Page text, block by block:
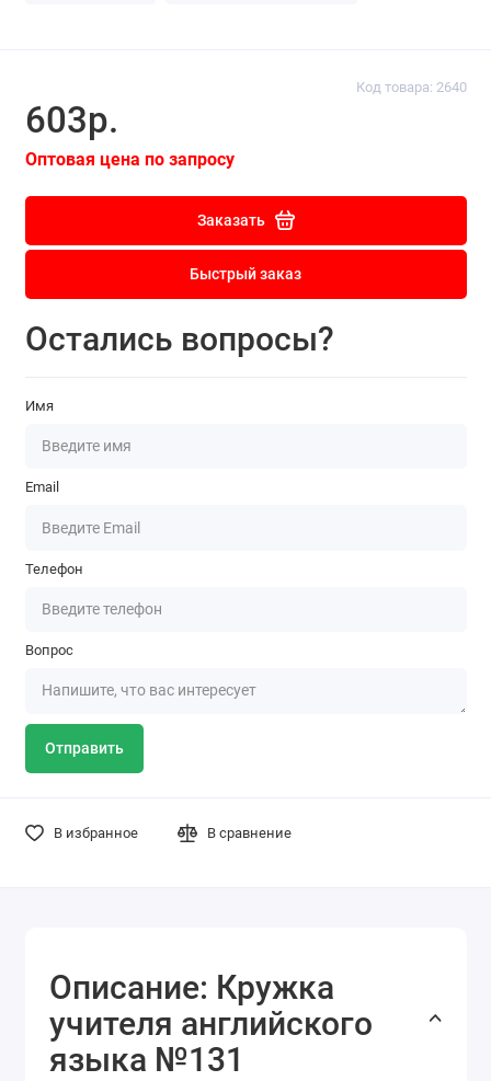
Код товара: 2640
603р.
Оптовая цена по запросу
Заказать
Быстрый заказ
Остались вопросы?
Имя
Email
Телефон
Вопрос
Отправить
В избранное В сравнение
Описание: Кружка
учителя английского
языка №131